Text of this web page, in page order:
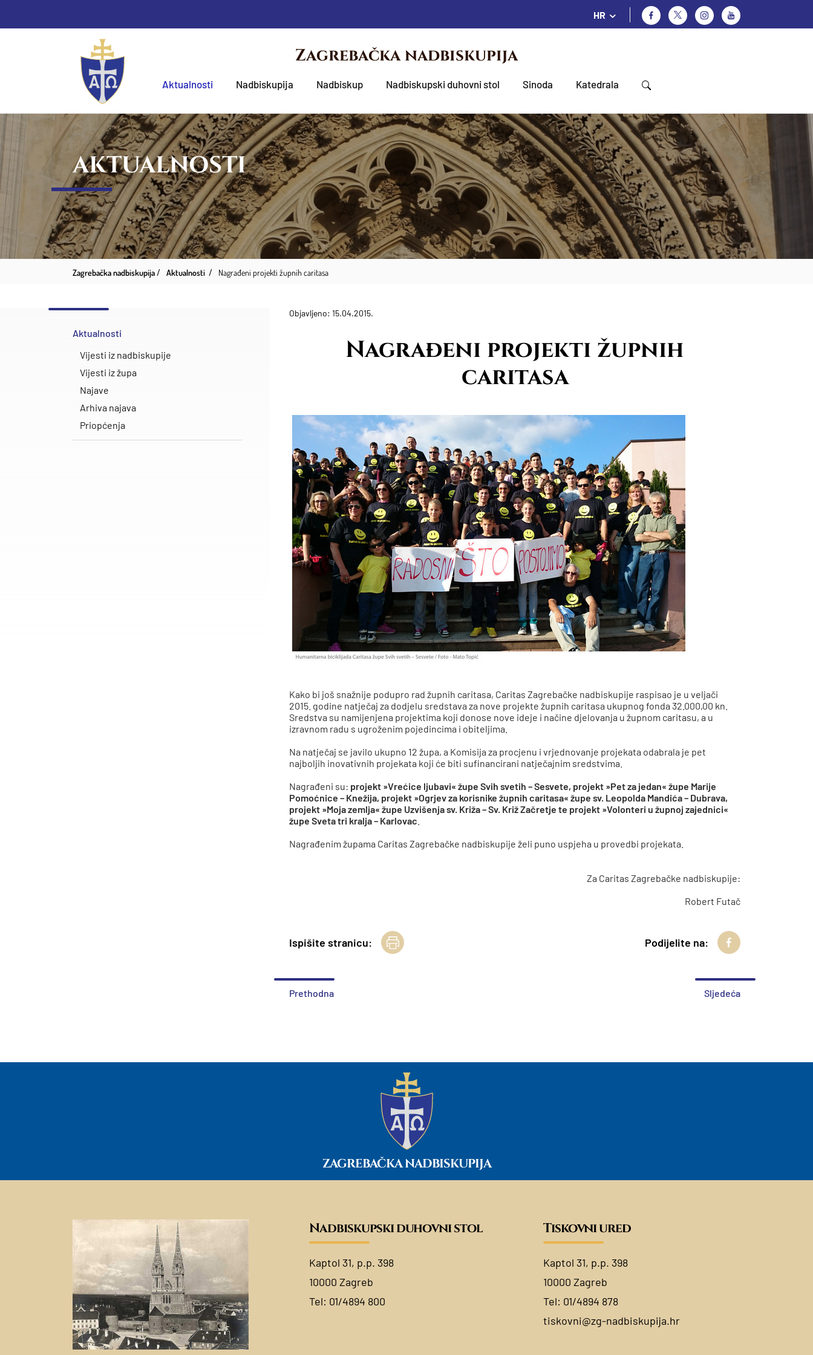
HR
Zagrebačka nadbiskupija
Aktualnosti Nadbiskupija Nadbiskup Nadbiskupski duhovni stol Sinoda Katedrala
AKTUALNOSTI
Zagrebačka nadbiskupija Aktualnosti Nagrađeni projekti župnih caritasa
Aktualnosti
Vijesti iz nadbiskupije
Vijesti iz župa
Najave
Arhiva najava
Priopćenja
Objavljeno: 15.04.2015.
Nagrađeni projekti župnih
caritasa
Kako bi još snažnije podupro rad župnih caritasa, Caritas Zagrebačke nadbiskupije raspisao je u veljači
2015. godine natječaj za dodjelu sredstava za nove projekte župnih caritasa ukupnog fonda 32.000,00 kn.
Sredstva su namijenjena projektima koji donose nove ideje i načine djelovanja u župnom caritasu, a u
izravnom radu s ugroženim pojedincima i obiteljima.
Na natječaj se javilo ukupno 12 župa, a Komisija za procjenu i vrjednovanje projekata odabrala je pet
najboljih inovativnih projekata koji će biti sufinancirani natječajnim sredstvima.
Nagrađeni su: projekt »Vrećice ljubavi« župe Svih svetih – Sesvete, projekt »Pet za jedan« župe Marije
Pomoćnice – Knežija, projekt »Ogrjev za korisnike župnih caritasa« župe sv. Leopolda Mandića – Dubrava,
projekt »Moja zemlja« župe Uzvišenja sv. Križa – Sv. Križ Začretje te projekt »Volonteri u župnoj zajednici«
župe Sveta tri kralja – Karlovac
Nagrađenim župama Caritas Zagrebačke nadbiskupije želi puno uspjeha u provedbi projekata.
Za Caritas Zagrebačke nadbiskupije:
Robert Futač
Ispišite stranicu: Podijelite na:
Prethodna Sljedeća
ZAGREBAČKA NADBISKUPIJA
Nadbiskupski duhovni stol
Kaptol 31, p.p. 398
10000 Zagreb
Tel: 01/4894 800
Tiskovni ured
Kaptol 31, p.p. 398
10000 Zagreb
Tel: 01/4894 878
tiskovni@zg-nadbiskupija.hr